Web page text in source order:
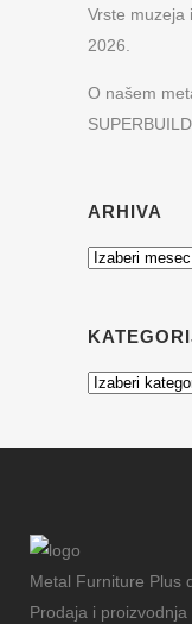
Vrste muzeja
2026.
O našem
SUPERBUILD
ARHIVA
Arhiva
Kategorije
Metal Furniture Plus
Prodaja i